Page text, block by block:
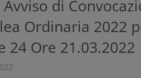
di
Ordinaria 2022
24 Ore 21.03.2022